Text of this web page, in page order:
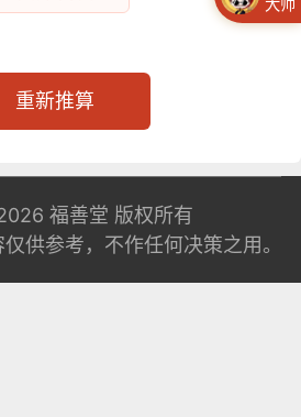
重新推算
福善堂 版权所有
供参考，不作任何决策之用。
大师